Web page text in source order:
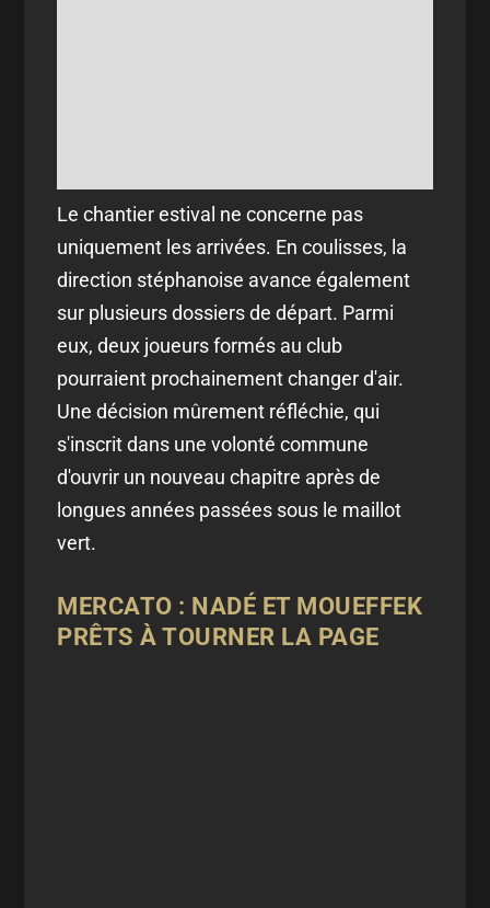
Le chantier estival ne concerne pas
uniquement les arrivées. En coulisses, la
direction stéphanoise avance également
sur plusieurs dossiers de départ. Parmi
eux, deux joueurs formés au club
pourraient prochainement changer d'air.
Une décision mûrement réfléchie, qui
s'inscrit dans une volonté commune
d'ouvrir un nouveau chapitre après de
longues années passées sous le maillot
vert.
MERCATO : NADÉ ET MOUEFFEK
PRÊTS À TOURNER LA PAGE